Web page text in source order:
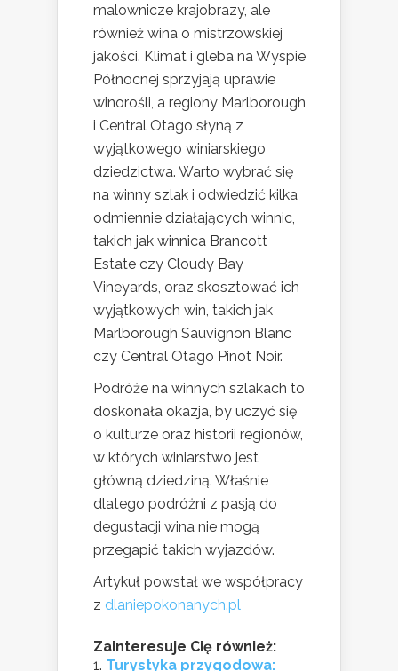
malownicze krajobrazy, ale
również wina o mistrzowskiej
jakości. Klimat i gleba na Wyspie
Północnej sprzyjają uprawie
winorośli, a regiony Marlborough
i Central Otago słyną z
wyjątkowego winiarskiego
dziedzictwa. Warto wybrać się
na winny szlak i odwiedzić kilka
odmiennie działających winnic,
takich jak winnica Brancott
Estate czy Cloudy Bay
Vineyards, oraz skosztować ich
wyjątkowych win, takich jak
Marlborough Sauvignon Blanc
czy Central Otago Pinot Noir.
Podróże na winnych szlakach to
doskonała okazja, by uczyć się
o kulturze oraz historii regionów,
w których winiarstwo jest
główną dziedziną. Właśnie
dlatego podróżni z pasją do
degustacji wina nie mogą
przegapić takich wyjazdów.
Artykuł powstał we współpracy
z dlaniepokonanych.pl
Zainteresuje Cię również:
Turystyka przygodowa: